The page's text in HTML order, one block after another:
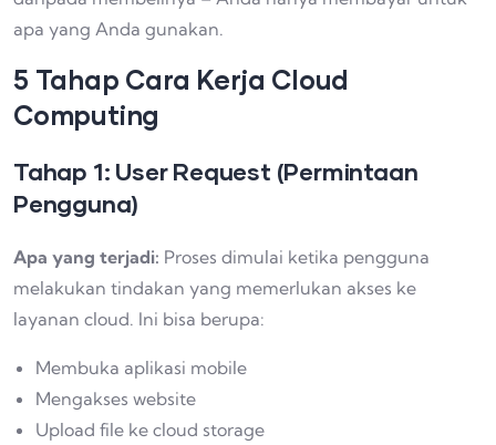
apa yang Anda gunakan.
5 Tahap Cara Kerja Cloud
Computing
Tahap 1: User Request (Permintaan
Pengguna)
Apa yang terjadi: Proses dimulai ketika pengguna
melakukan tindakan yang memerlukan akses ke
layanan cloud. Ini bisa berupa:
Membuka aplikasi mobile
Mengakses website
Upload file ke cloud storage